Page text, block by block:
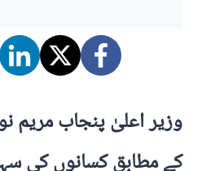
وزیر اعلیٰ پنجاب مریم
کے مطابق کسانوں کی